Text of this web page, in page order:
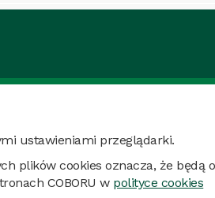
ustawieniami przeglądarki.
plików cookies oznacza, że będą
COBORU w polityce cookies